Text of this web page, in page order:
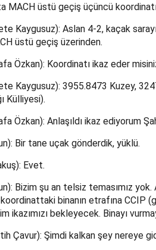
MACH üstü geçiş üçüncü
Kaygusuz): Aslan 4-2, kaçak
üstü geçiş üzerinden.
Özkan): Koordinatı ikaz eder
Kaygusuz): 3955.8473 Kuzey,
Külliyesi).
Özkan): Anlaşıldı ikaz ediyorum
Bir tane uçak gönderdik, yüklü.
Evet.
Bizim şu an telsiz temasımız
binanın etrafına CCIP
ikazımızı bekleyecek. Binayı
Çavur): Şimdi kalkan şey nereye